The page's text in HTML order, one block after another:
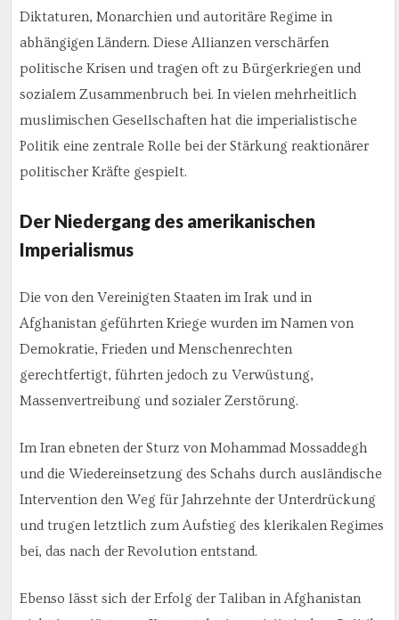
Diktaturen, Monarchien und autoritäre Regime in
abhängigen Ländern. Diese Allianzen verschärfen
politische Krisen und tragen oft zu Bürgerkriegen und
sozialem Zusammenbruch bei. In vielen mehrheitlich
muslimischen Gesellschaften hat die imperialistische
Politik eine zentrale Rolle bei der Stärkung reaktionärer
politischer Kräfte gespielt.
Der Niedergang des amerikanischen
Imperialismus
Die von den Vereinigten Staaten im Irak und in
Afghanistan geführten Kriege wurden im Namen von
Demokratie, Frieden und Menschenrechten
gerechtfertigt, führten jedoch zu Verwüstung,
Massenvertreibung und sozialer Zerstörung.
Im Iran ebneten der Sturz von Mohammad Mossaddegh
und die Wiedereinsetzung des Schahs durch ausländische
Intervention den Weg für Jahrzehnte der Unterdrückung
und trugen letztlich zum Aufstieg des klerikalen Regimes
bei, das nach der Revolution entstand.
Ebenso lässt sich der Erfolg der Taliban in Afghanistan